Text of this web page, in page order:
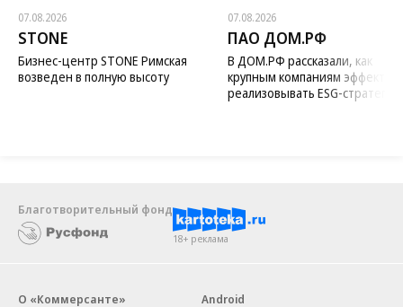
07.08.2026
STONE
Бизнес-центр STONE Римская
возведен в полную высоту
07.08.2026
ПАО ДОМ.РФ
В ДОМ.РФ рассказали, как
крупным компаниям
реализовывать ESG-стратегию
Благотворительный фонд
18+ реклама
О «Коммерсанте»
Android